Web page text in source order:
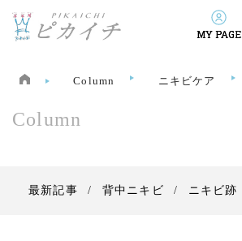
MY PAGE
Column ニキビケア
Column
最新記事 背中ニキビ ニキビ跡